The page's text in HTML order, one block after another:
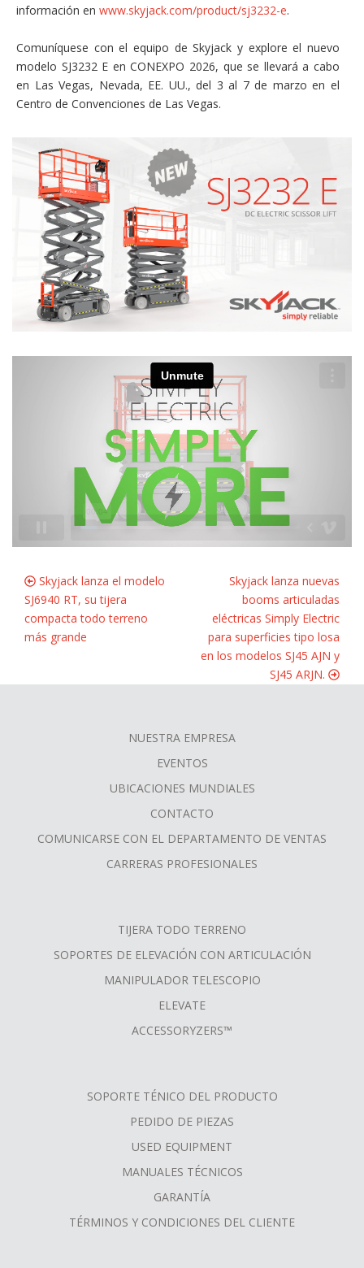
información en www.skyjack.com/product/sj3232-e.
Comuníquese con el equipo de Skyjack y explore el nuevo
modelo SJ3232 E en CONEXPO 2026, que se llevará a cabo
en Las Vegas, Nevada, EE. UU., del 3 al 7 de marzo en el
Centro de Convenciones de Las Vegas.
Skyjack lanza el modelo
SJ6940 RT, su tijera
compacta todo terreno
más grande
Skyjack lanza nuevas
booms articuladas
eléctricas Simply Electric
para superficies tipo losa
en los modelos SJ45 AJN y
SJ45 ARJN.
NUESTRA EMPRESA
EVENTOS
UBICACIONES MUNDIALES
CONTACTO
COMUNICARSE CON EL DEPARTAMENTO DE VENTAS
CARRERAS PROFESIONALES
TIJERA TODO TERRENO
SOPORTES DE ELEVACIÓN CON ARTICULACIÓN
MANIPULADOR TELESCOPIO
ELEVATE
ACCESSORYZERS™
SOPORTE TÉNICO DEL PRODUCTO
PEDIDO DE PIEZAS
USED EQUIPMENT
MANUALES TÉCNICOS
GARANTÍA
TÉRMINOS Y CONDICIONES DEL CLIENTE